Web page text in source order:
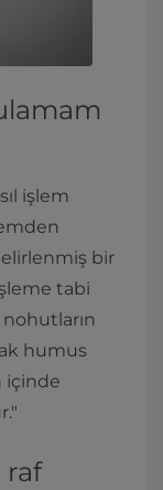
işlem
bir
tabi
humus
içinde
raf